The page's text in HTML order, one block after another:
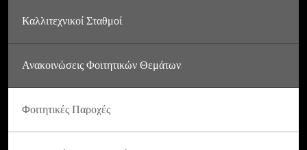
Καλλιτεχνικοί Σταθμοί
Ανακοινώσεις Φοιτητικών Θεμάτων
Φοιτητικές Παροχές